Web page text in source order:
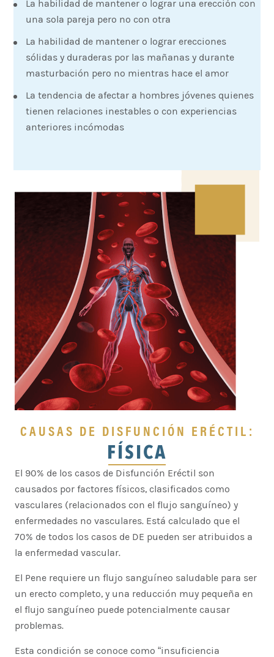
La habilidad de mantener o lograr una erección con
una sola pareja pero no con otra
La habilidad de mantener o lograr erecciones
sólidas y duraderas por las mañanas y durante
masturbación pero no mientras hace el amor
La tendencia de afectar a hombres jóvenes quienes
tienen relaciones inestables o con experiencias
anteriores incómodas
CAUSAS DE DISFUNCIÓN ERÉCTIL:
FÍSICA
El 90% de los casos de Disfunción Eréctil son
causados por factores físicos, clasificados como
vasculares (relacionados con el flujo sanguíneo) y
enfermedades no vasculares. Está calculado que el
70% de todos los casos de DE pueden ser atribuidos a
la enfermedad vascular.
El Pene requiere un flujo sanguíneo saludable para ser
un erecto completo, y una reducción muy pequeña en
el flujo sanguíneo puede potencialmente causar
problemas.
Esta condición se conoce como “insuficiencia